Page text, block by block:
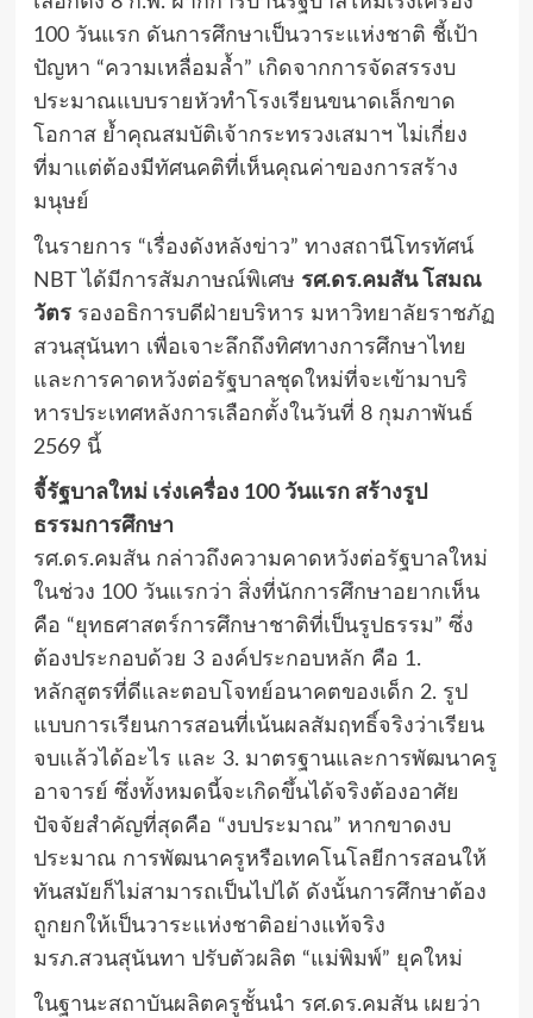
100 วันแรก ดันการศึกษาเป็นวาระแห่งชาติ ชี้เป้า
ปัญหา “ความเหลื่อมล้ำ” เกิดจากการจัดสรรงบ
ประมาณแบบรายหัวทำโรงเรียนขนาดเล็กขาด
โอกาส ย้ำคุณสมบัติเจ้ากระทรวงเสมาฯ ไม่เกี่ยง
ที่มาแต่ต้องมีทัศนคติที่เห็นคุณค่าของการสร้าง
มนุษย์
​ในรายการ “เรื่องดังหลังข่าว” ทางสถานีโทรทัศน์
NBT ได้มีการสัมภาษณ์พิเศษ รศ.ดร.คมสัน โสมณ
วัตรรองอธิการบดีฝ่ายบริหาร มหาวิทยาลัยราชภัฏ
สวนสุนันทา เพื่อเจาะลึกถึงทิศทางการศึกษาไทย
และการคาดหวังต่อรัฐบาลชุดใหม่ที่จะเข้ามาบริ
หารประเทศหลังการเลือกตั้งในวันที่ 8 กุมภาพันธ์
2569 นี้
​จี้รัฐบาลใหม่ เร่งเครื่อง 100 วันแรก สร้างรูป
ธรรมการศึกษา
รศ.ดร.คมสัน กล่าวถึงความคาดหวังต่อรัฐบาลใหม่
ในช่วง 100 วันแรกว่า สิ่งที่นักการศึกษาอยากเห็น
คือ “ยุทธศาสตร์การศึกษาชาติที่เป็นรูปธรรม” ซึ่ง
ต้องประกอบด้วย 3 องค์ประกอบหลัก คือ 1.
หลักสูตรที่ดีและตอบโจทย์อนาคตของเด็ก 2. รูป
แบบการเรียนการสอนที่เน้นผลสัมฤทธิ์จริงว่าเรียน
จบแล้วได้อะไร และ 3. มาตรฐานและการพัฒนาครู
อาจารย์ ซึ่งทั้งหมดนี้จะเกิดขึ้นได้จริงต้องอาศัย
ปัจจัยสำคัญที่สุดคือ “งบประมาณ” หากขาดงบ
ประมาณ การพัฒนาครูหรือเทคโนโลยีการสอนให้
ทันสมัยก็ไม่สามารถเป็นไปได้ ดังนั้นการศึกษาต้อง
ถูกยกให้เป็นวาระแห่งชาติอย่างแท้จริง
​มรภ.สวนสุนันทา ปรับตัวผลิต “แม่พิมพ์” ยุคใหม่
ในฐานะสถาบันผลิตครูชั้นนำ รศ.ดร.คมสัน เผยว่า